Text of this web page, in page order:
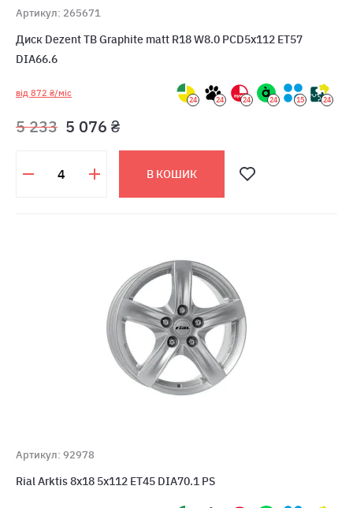
Артикул: 265671
Диск Dezent TB Graphite matt R18 W8.0 PCD5x112 ET57
DIA66.6
від 872 ₴/міс
24 24 24 24 15 24
5 233 5 076 ₴
В КОШИК
Артикул: 92978
Rial Arktis 8x18 5x112 ET45 DIA70.1 PS